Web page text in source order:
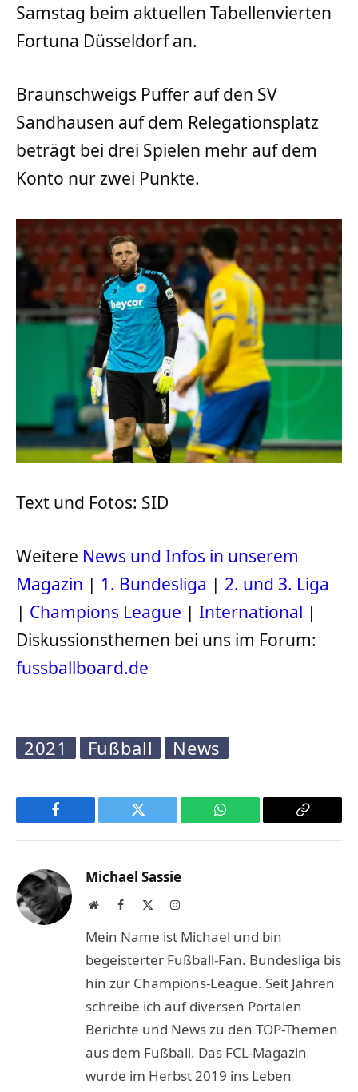
Samstag beim aktuellen Tabellenvierten
Fortuna Düsseldorf an.
Braunschweigs Puffer auf den SV
Sandhausen auf dem Relegationsplatz
beträgt bei drei Spielen mehr auf dem
Konto nur zwei Punkte.
Text und Fotos: SID
Weitere News und Infos in unserem
Magazin | 1. Bundesliga | 2. und 3. Liga
| Champions League | International |
Diskussionsthemen bei uns im Forum:
fussballboard.de
2021 Fußball News
Facebook Twitter WhatsApp
Copy
Michael Sassie
WebsiteFacebook Instagram
Mein Name ist Michael und bin
begeisterter Fußball-Fan. Bundesliga bis
hin zur Champions-League. Seit Jahren
schreibe ich auf diversen Portalen
Berichte und News zu den TOP-Themen
aus dem Fußball. Das FCL-Magazin
wurde im Herbst 2019 ins Leben